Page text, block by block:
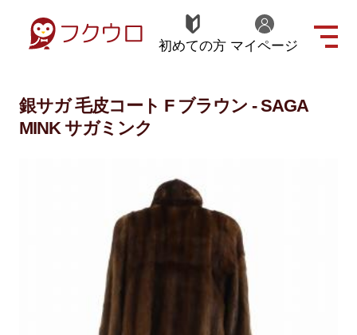
初めての方 マイページ
銀サガ 毛皮コート F ブラウン - SAGA
MINK サガミンク